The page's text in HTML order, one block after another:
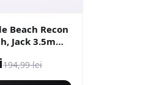
Beach Recon
Jack 3.5mm,
Switch 2
194,99 lei